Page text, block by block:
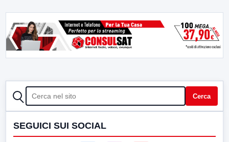
CERCA Cerca
SEGUICI SUI SOCIAL